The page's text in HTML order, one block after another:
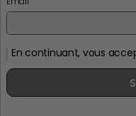
En continuant, vous